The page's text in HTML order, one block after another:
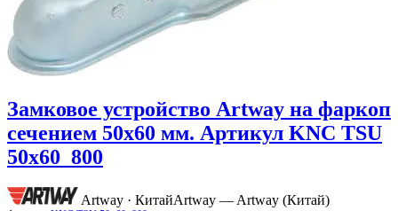
Замковое устройство Artway на фаркоп
сечением 50х60 мм. Артикул KNC TSU
50x60_800
Artway · КитайArtway — Artway (Китай)